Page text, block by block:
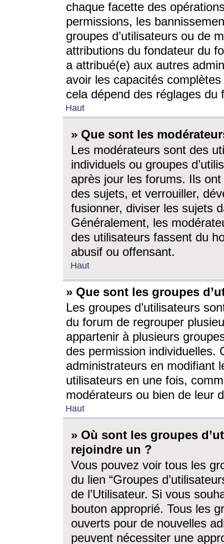
chaque facette des
permissions, les
groupes d’utilisateurs ou de
attributions du fondateur du
a attribué(e) aux autres
avoir les capacités
cela dépend des réglages du
Haut
» Que sont les
Les modérateurs sont des
individuels ou groupes
après jour les forums. Ils ont
des sujets, et verrouiller,
fusionner, diviser les sujets
Généralement, les
des utilisateurs fassent du
abusif ou offensant.
Haut
» Que sont les groupes
Les groupes d’utilisateurs
du forum de regrouper
appartenir à plusieurs
des permission individuelles.
administrateurs en modifiant
utilisateurs en une fois,
modérateurs ou bien de leur
Haut
» Où sont les groupes
rejoindre un ?
Vous pouvez voir tous les
du lien “Groupes
de l’Utilisateur. Si vous
bouton approprié. Tous les
ouverts pour de nouvelles
peuvent nécessiter une